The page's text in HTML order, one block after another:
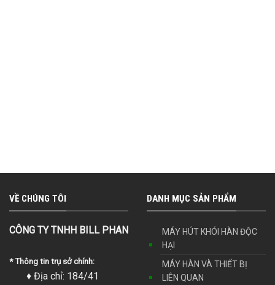
VỀ CHÚNG TÔI
CÔNG TY TNHH BILL PHAN
* Thông tin trụ sở chính:
♦ Địa chỉ: 184/41
DANH MỤC SẢN PHẨM
MÁY HÚT KHÓI HÀN ĐỘC
HẠI
MÁY HÀN VÀ THIẾT BỊ
LIÊN QUAN